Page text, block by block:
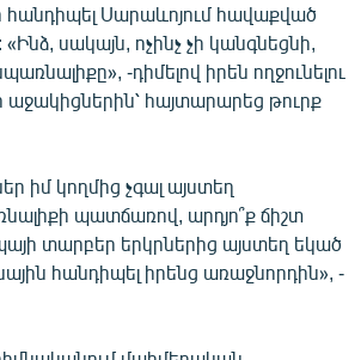
կայքերը
Սարաևոյում հավաքված
սակայն, ոչինչ չի կանգնեցնի,
-դիմելով իրեն ողջունելու
հայտարարեց թուրք
իմ կողմից չգալ այստեղ
պատճառով, արդյո՞ք ճիշտ
տարբեր երկրներից այստեղ եկած
հանդիպել իրենց առաջնորդին», -